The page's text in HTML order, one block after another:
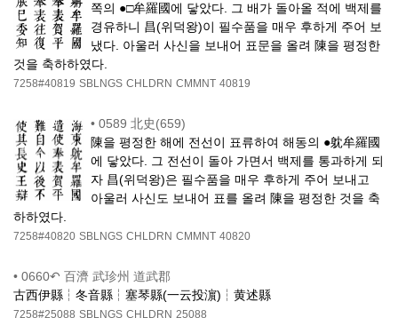
쪽의 ●□牟羅國에 닿았다. 그 배가 돌아올 적에 백제를
경유하니 昌(위덕왕)이 필수품을 매우 후하게 주어 보
냈다. 아울러 사신을 보내어 표문을 올려 陳을 평정한
것을 축하하였다.
7258#40819 SBLNGS CHLDRN CMMNT 40819
• 0589 北史(659)
陳을 평정한 해에 전선이 표류하여 해동의 ●躭牟羅國
에 닿았다. 그 전선이 돌아 가면서 백제를 통과하게 되
자 昌(위덕왕)은 필수품을 매우 후하게 주어 보내고
아울러 사신도 보내어 표를 올려 陳을 평정한 것을 축
하하였다.
7258#40820 SBLNGS CHLDRN CMMNT 40820
• 0660↶ 百濟 武珍州 道武郡
古西伊縣┆冬音縣┆塞琴縣(一云投濵)┆黄述縣
7258#25088 SBLNGS CHLDRN 25088